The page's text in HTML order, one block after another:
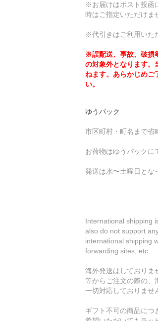
※お届けはポスト投函
時はご指定いただけま
※代引きはご利用いた
※誤配送、事故、破損
の対象外となります。
ねます。あらかじめご
い。
ゆうパック
市区町村・町名まで省
お荷物はゆうパックに
発送は水〜土曜日とな
International shipping
also do not support
international shipping
forwarding sites, etc.
海外発送はしておりま
等からご注文の際の、
一切対応しておりませ
ギフト不可の商品につ